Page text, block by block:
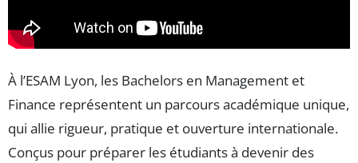
À l’ESAM Lyon, les Bachelors en Management et
Finance représentent un parcours académique unique,
qui allie rigueur, pratique et ouverture internationale.
Conçus pour préparer les étudiants à devenir des